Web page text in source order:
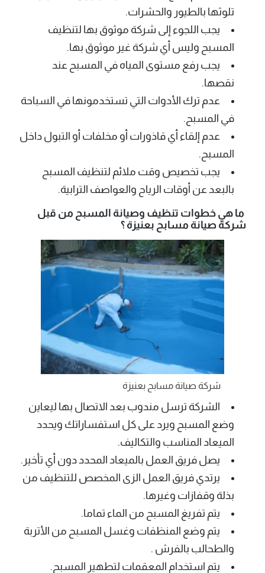
تلوثها بالطيور والحشرات.
يجب اللجوء إلى شركة موثوق بها لتنظيف
المسبح وليس أي شركة غير موثوق بها.
يجب رفع مستوى المياه في المسبح عند
نقصها.
عدم ترك الأدوات التي تستخدمونها في السباحة
في المسبح.
عدم إلقاء أي قاذورات أو مخلفات أو التبول داخل
المسبح.
يجب تخصيص وقت ملائم لتنظيف المسبح
بالبعد عن أوقات الرياح والعواصف الترابية.
ما هي خطوات تنظيف وصيانة المسبح من قبل
شركة صيانة مسابح بعنيزة ؟
شركة صيانة مسابح بعنيزة
الشركة ترسل مندوب بعد الاتصال بها ليعاين
وضع المسبح ويرد على كل استفساراتك ويحدد
الميعاد المناسب والتكاليف.
يصل فريق العمل بالميعاد المحدد دون أي تأخير.
يرتدي فريق العمل الزى المخصص للتنظيف من
بذلة وقفازات وغيرها.
يتم تفريغ المسبح من الماء تماما.
يتم وضع المنظفات وغسل المسبح من الأتربة
والطحالب بالفرش .
يتم استخدام المعقمات لتطهير المسبح.